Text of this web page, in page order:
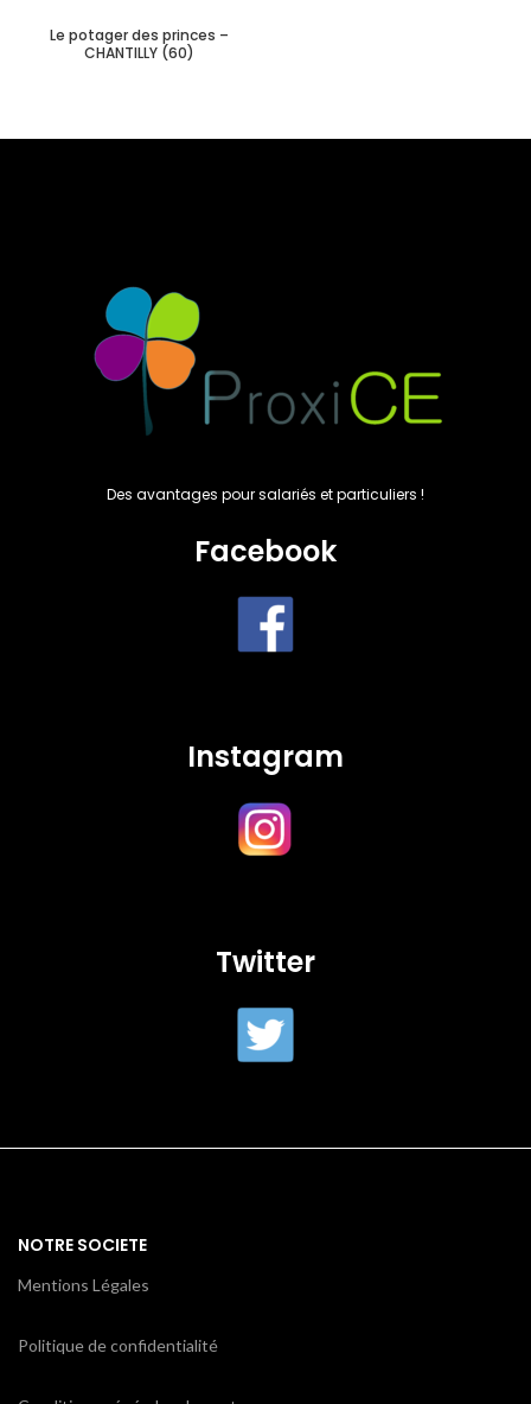
Le potager des princes –
CHANTILLY (60)
Des avantages pour salariés et particuliers !
Facebook
Instagram
Twitter
NOTRE SOCIETE
Mentions Légales
Politique de confidentialité